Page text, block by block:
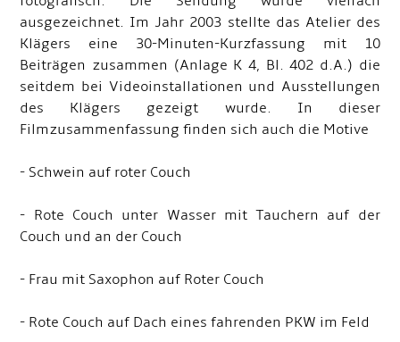
ausgezeichnet. Im Jahr 2003 stellte das Atelier des
Klägers eine 30-Minuten-Kurzfassung mit 10
Beiträgen zusammen (Anlage K 4, Bl. 402 d.A.) die
seitdem bei Videoinstallationen und Ausstellungen
des Klägers gezeigt wurde. In dieser
Filmzusammenfassung finden sich auch die Motive
- Schwein auf roter Couch
- Rote Couch unter Wasser mit Tauchern auf der
Couch und an der Couch
- Frau mit Saxophon auf Roter Couch
- Rote Couch auf Dach eines fahrenden PKW im Feld